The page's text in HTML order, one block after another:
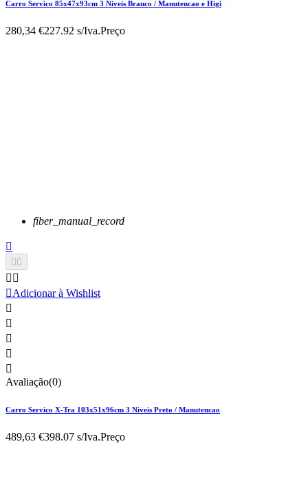
Carro Servico 85x47x93cm 3 Niveis Branco / Manutencao e Higi
280,34 €227.92 s/Iva.Preço
fiber_manual_record


 
Adicionar à Wishlist





Avaliação(0)
Carro Servico X-Tra 103x51x96cm 3 Niveis Preto / Manutencao
489,63 €398.07 s/Iva.Preço